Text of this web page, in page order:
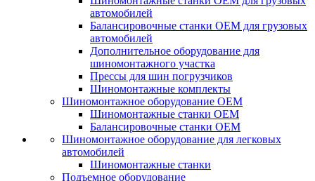
автомобилей
Балансировочные станки ОЕМ для грузовых
автомобилей
Дополнительное оборудование для
шиномонтажного участка
Прессы для шин погрузчиков
Шиномонтажные комплекты
Шиномонтажное оборудование ОЕМ
Шиномонтажные станки ОЕМ
Балансировочные станки ОЕМ
Шиномонтажное оборудование для легковых
автомобилей
Шиномонтажные станки
Подъемное оборудование